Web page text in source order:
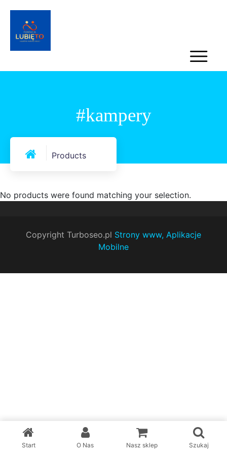
#kampery
Products
No products were found matching your selection.
Copyright Turboseo.pl Strony www, Aplikacje
Mobilne
Start O Nas Nasz sklep Szukaj